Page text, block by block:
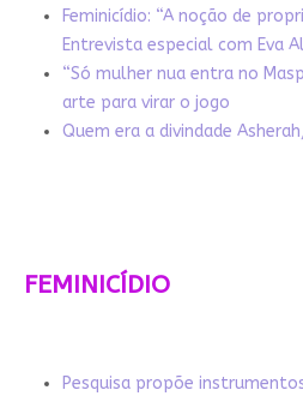
Feminicídio: “A noção de
Entrevista especial com Eva
“Só mulher nua entra no
arte para virar o jogo
Quem era a divindade
FEMINICÍDIO
Pesquisa propõe